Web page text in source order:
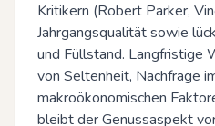
Kritikern (Robert Parker,
Jahrgangsqualität sowie
und Füllstand. Langfristige
von Seltenheit, Nachfrage
makroökonomischen
bleibt der Genussaspekt